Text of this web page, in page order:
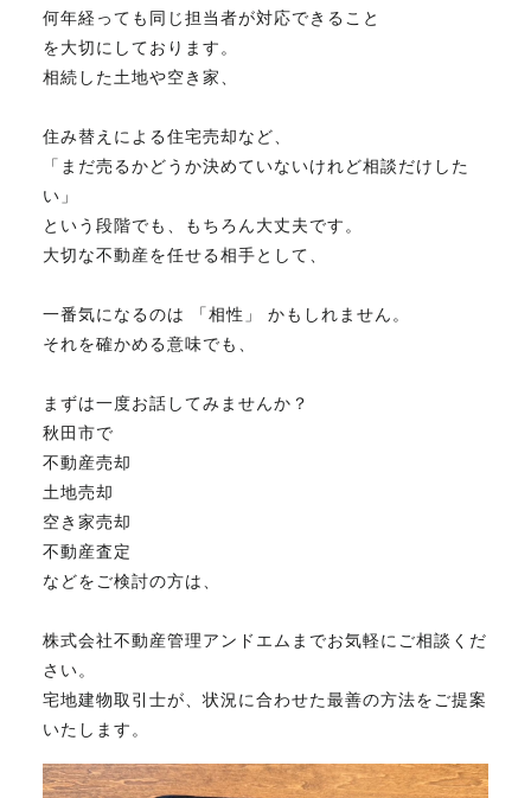
何年経っても同じ担当者が対応できること
を大切にしております。
相続した土地や空き家、
住み替えによる住宅売却など、
「まだ売るかどうか決めていないけれど相談だけした
い」
という段階でも、もちろん大丈夫です。
大切な不動産を任せる相手として、
一番気になるのは 「相性」 かもしれません。
それを確かめる意味でも、
まずは一度お話してみませんか？
秋田市で
不動産売却
土地売却
空き家売却
不動産査定
などをご検討の方は、
株式会社不動産管理アンドエムまでお気軽にご相談くだ
さい。
宅地建物取引士が、状況に合わせた最善の方法をご提案
いたします。